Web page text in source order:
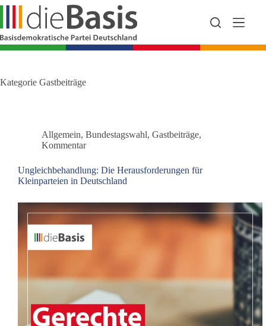
Zum
springen
Kategorie Gastbeiträge
Allgemein, Bundestagswahl, Gastbeiträge,
Kommentar
Ungleichbehandlung: Die Herausforderungen für
Kleinparteien in Deutschland